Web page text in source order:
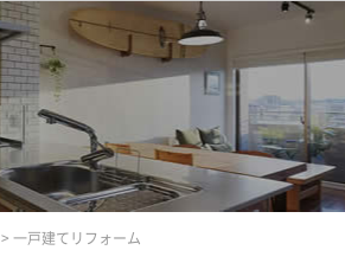
> 一戸建てリフォーム